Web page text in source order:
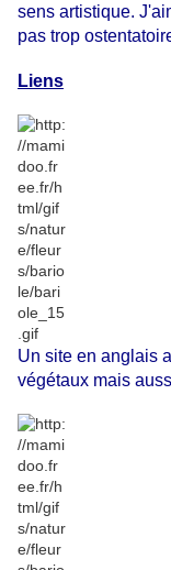
sens artistique.
pas trop
Liens
Un site en anglais
végétaux mais